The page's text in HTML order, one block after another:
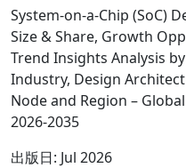
System-on-a-Chip (SoC)
Size & Share, Growth
Trend Insights Analysis
Industry, Design
Node and Region –
2026-2035
出版日: Jul 2026